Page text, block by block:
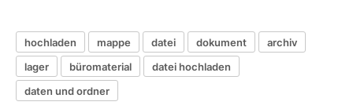
hochladen mappe datei dokument
archiv
lager
büromaterial
datei hochladen
daten und ordner